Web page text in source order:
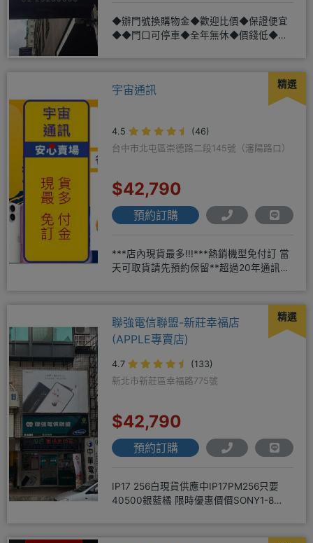
◆辦門號換購物金◆歡迎比價◆保證便宜
◆◆門口可停車◆全年無休◆價錢低◆服
精選
宇宙通訊
4.5
(46)
台中市北屯區崇德路二段145號（瀋陽路口）
$42,790
預約訂購
***店內現貨最多!!!***熱銷機型免付訂 當
天可取貨請先預約保留**超過20年通訊經
精選
聯強電信聯盟-新莊幸福店
(APPLE專賣店)
4.7
(133)
新北市新莊區幸福路775號
$42,790
預約訂購
IP17 256白現貨供應中IP17PM256只要
40500銀藍橘 限時優惠價價SONY1-8